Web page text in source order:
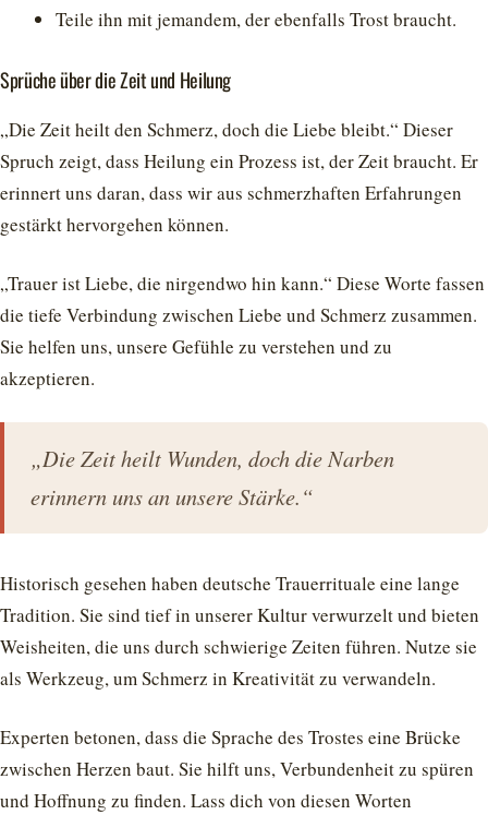
Teile ihn mit jemandem, der ebenfalls Trost braucht.
Sprüche über die Zeit und Heilung
„Die Zeit heilt den Schmerz, doch die Liebe bleibt.“ Dieser
Spruch zeigt, dass Heilung ein Prozess ist, der Zeit braucht. Er
erinnert uns daran, dass wir aus schmerzhaften Erfahrungen
gestärkt hervorgehen können.
„Trauer ist Liebe, die nirgendwo hin kann.“ Diese Worte fassen
die tiefe Verbindung zwischen Liebe und Schmerz zusammen.
Sie helfen uns, unsere Gefühle zu verstehen und zu
akzeptieren.
„Die Zeit heilt Wunden, doch die Narben
erinnern uns an unsere Stärke.“
Historisch gesehen haben deutsche Trauerrituale eine lange
Tradition. Sie sind tief in unserer Kultur verwurzelt und bieten
Weisheiten, die uns durch schwierige Zeiten führen. Nutze sie
als Werkzeug, um Schmerz in Kreativität zu verwandeln.
Experten betonen, dass die Sprache des Trostes eine Brücke
zwischen Herzen baut. Sie hilft uns, Verbundenheit zu spüren
und Hoffnung zu finden. Lass dich von diesen Worten